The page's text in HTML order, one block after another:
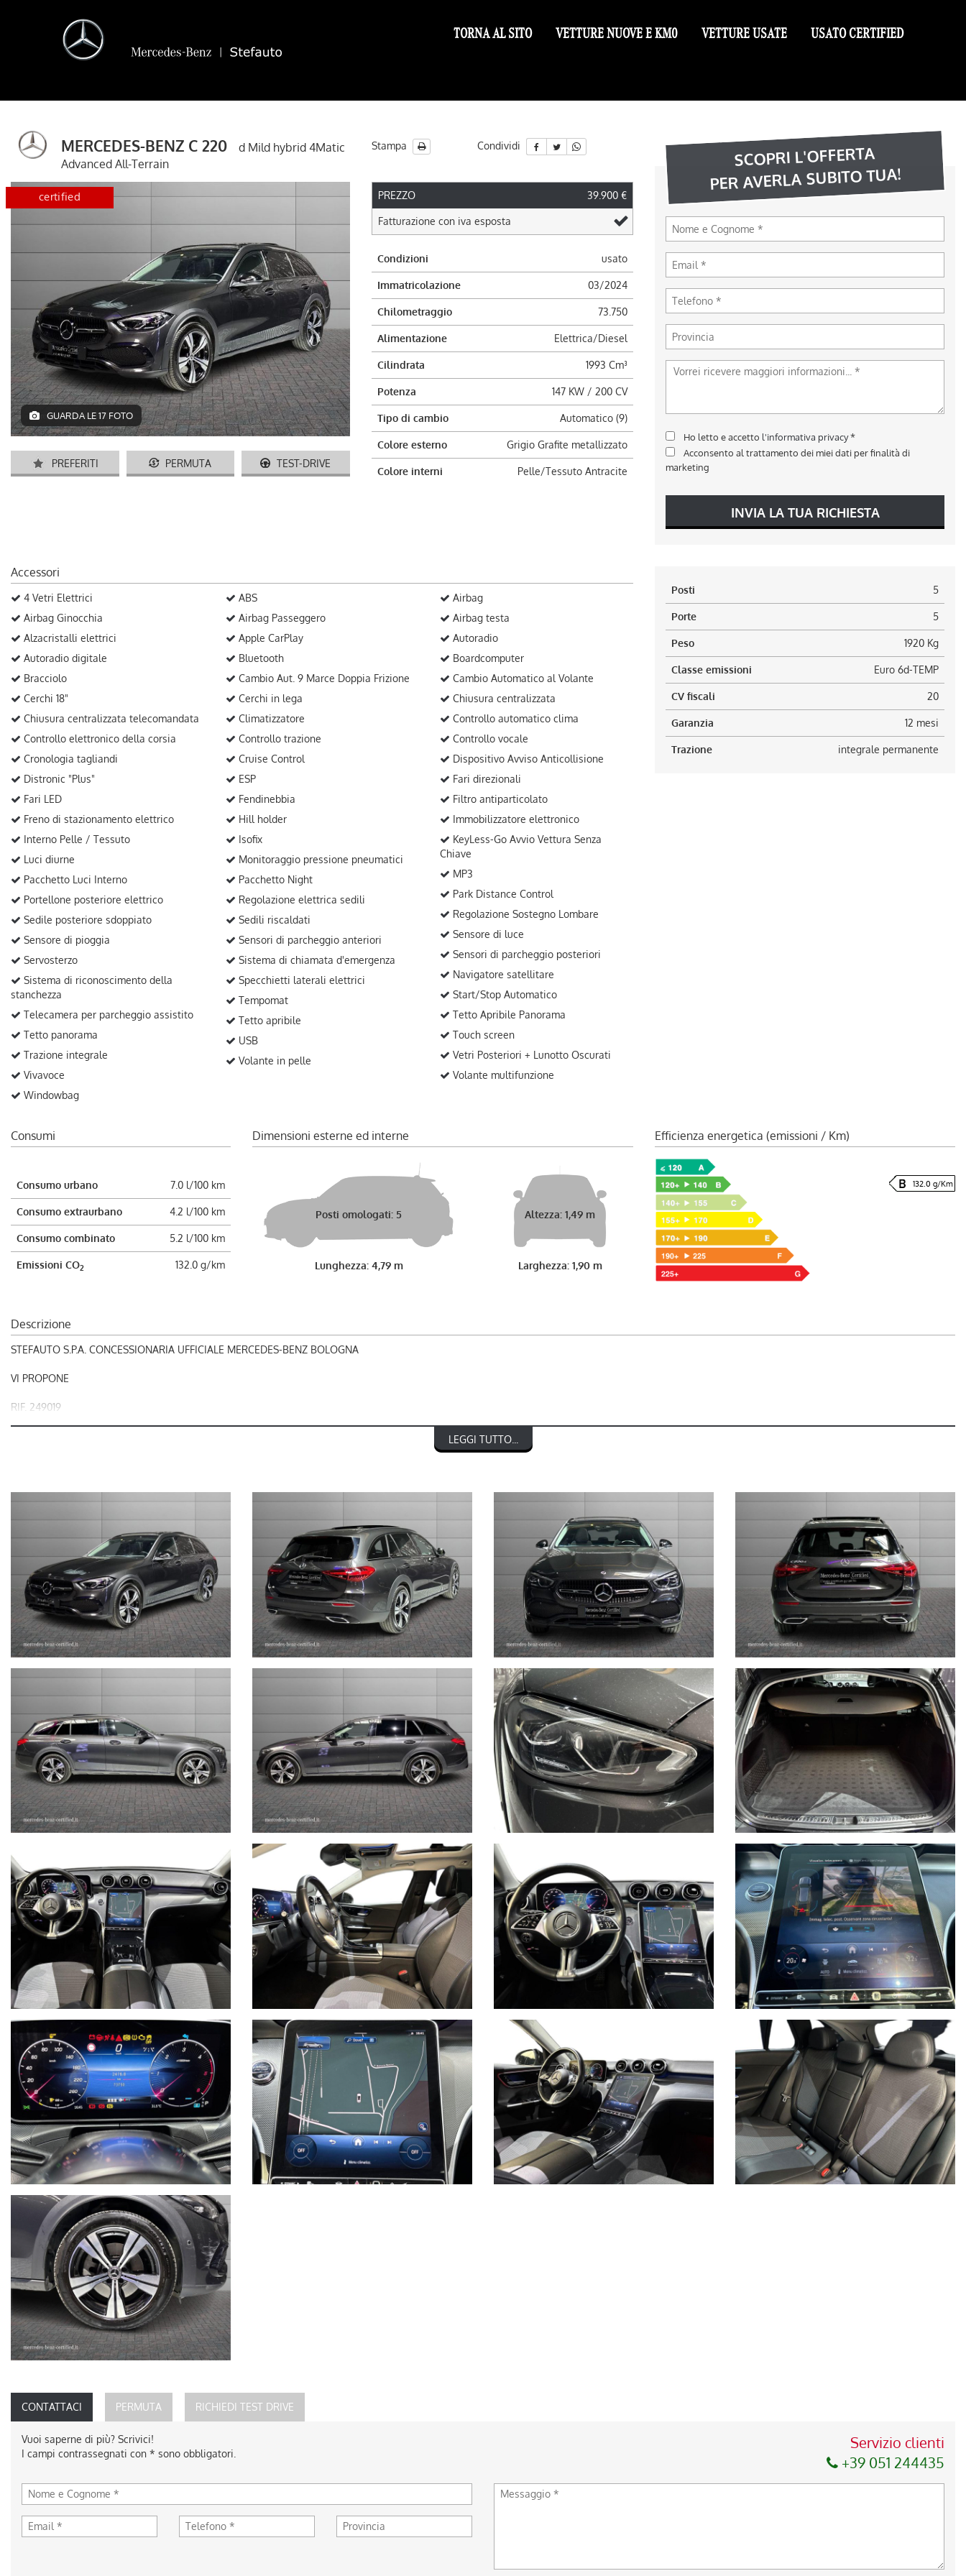
TORNA AL SITO VETTURE NUOVE E KM0 VETTURE USATE USATO CERTIFIED
MERCEDES-BENZ C 220
d Mild hybrid 4Matic
Advanced All-Terrain
Stampa Condividi
disponibile certified disponibile
GUARDA LE 17 FOTO
PREFERITI PERMUTA TEST-DRIVE
PREZZO 39.900 €
Fatturazione con iva esposta
Condizioni usato
Immatricolazione 03/2024
Chilometraggio 73.750
Alimentazione Elettrica/Diesel
Cilindrata 1993 Cm³
Potenza 147 KW / 200 CV
Tipo di cambio Automatico (9)
Colore esterno Grigio Grafite metallizzato
Colore interni Pelle/Tessuto Antracite
SCOPRI L'OFFERTA
PER AVERLA SUBITO TUA!
Ho letto e accetto l'informativa privacy*
Acconsento al trattamento dei miei dati per finalità di
marketing
INVIA LA TUA RICHIESTA
Accessori
4 Vetri Elettrici
Airbag Ginocchia
Alzacristalli elettrici
Autoradio digitale
Bracciolo
Cerchi 18"
Chiusura centralizzata telecomandata
Controllo elettronico della corsia
Cronologia tagliandi
Distronic "Plus"
Fari LED
Freno di stazionamento elettrico
Interno Pelle / Tessuto
Luci diurne
Pacchetto Luci Interno
Portellone posteriore elettrico
Sedile posteriore sdoppiato
Sensore di pioggia
Servosterzo
Sistema di riconoscimento della
stanchezza
Telecamera per parcheggio assistito
Tetto panorama
Trazione integrale
Vivavoce
Windowbag
ABS
Airbag Passeggero
Apple CarPlay
Bluetooth
Cambio Aut. 9 Marce Doppia Frizione
Cerchi in lega
Climatizzatore
Controllo trazione
Cruise Control
ESP
Fendinebbia
Hill holder
Isofix
Monitoraggio pressione pneumatici
Pacchetto Night
Regolazione elettrica sedili
Sedili riscaldati
Sensori di parcheggio anteriori
Sistema di chiamata d'emergenza
Specchietti laterali elettrici
Tempomat
Tetto apribile
USB
Volante in pelle
Airbag
Airbag testa
Autoradio
Boardcomputer
Cambio Automatico al Volante
Chiusura centralizzata
Controllo automatico clima
Controllo vocale
Dispositivo Avviso Anticollisione
Fari direzionali
Filtro antiparticolato
Immobilizzatore elettronico
KeyLess-Go Avvio Vettura Senza
Chiave
MP3
Park Distance Control
Regolazione Sostegno Lombare
Sensore di luce
Sensori di parcheggio posteriori
Navigatore satellitare
Start/Stop Automatico
Tetto Apribile Panorama
Touch screen
Vetri Posteriori + Lunotto Oscurati
Volante multifunzione
Posti 5
Porte 5
Peso 1920 Kg
Classe emissioni Euro 6d-TEMP
CV fiscali 20
Garanzia 12 mesi
Trazione integrale permanente
Consumi
Consumo urbano 7.0 l/100 km
Consumo extraurbano 4.2 l/100 km
Consumo combinato 5.2 l/100 km
Emissioni CO2 132.0 g/km
Dimensioni esterne ed interne
Posti omologati: 5
Lunghezza: 4,79 m
Altezza: 1,49 m
Larghezza: 1,90 m
Efficienza energetica (emissioni / Km)
132.0 g/Km
Descrizione
STEFAUTO S.P.A. CONCESSIONARIA UFFICIALE MERCEDES-BENZ BOLOGNA
VI PROPONE
RIF. 249019
LA INVITIAMO A SPECIFICARE:
- UN RECAPITO TELEFONICO
- IN CASO DI AUTO DA DARE IN PERMUTA (MODELLO, ANNO DI
IMMATRICOLAZIONE, KM)
STEFAUTO S.P.A.BOLOGNA
VIA BENTINI, 111
sales@stefauto.it - www.stefauto.it
--------------------------------------------------------------------------
Stefauto S.p.a. declina ogni responsabilità per eventuali non conformità relative ad equipaggiamento, omologazioni anti inquinamento, accessori, ecc. pubblicate nei diversi portali. Dette informazioni che
non rappresentano in alcun modo un impegno contrattuale in quanto non ci è possibile intervenire su eventuali errori di stampa.
LEGGI TUTTO...
CONTATTACI PERMUTA RICHIEDI TEST DRIVE
Vuoi saperne di più? Scrivici!
I campi contrassegnati con * sono obbligatori.
Servizio clienti
+39 051 244435